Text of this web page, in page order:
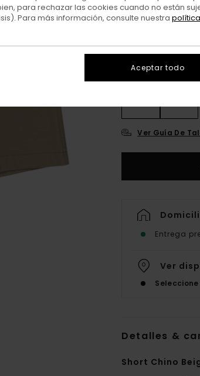
Ver Guía De
Entrega
Ver
Detalles &
Short Chino
para rechazar las cookies cuando no están
Para más información, consulte nuestra
Aceptar todo